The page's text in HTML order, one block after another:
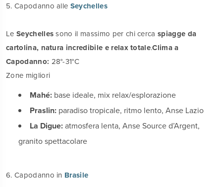
5. Capodanno alle Seychelles
Le Seychellessono il massimo per chi cercaspiagge da
cartolina, natura incredibile e relax totale.Clima a
Capodanno: 28°-31°C
Zone migliori
Mahé: base ideale, mix relax/esplorazione
Praslin: paradiso tropicale, ritmo lento, Anse Lazio
La Digue:atmosfera lenta, Anse Source d’Argent,
granito spettacolare
6. Capodanno in Brasile